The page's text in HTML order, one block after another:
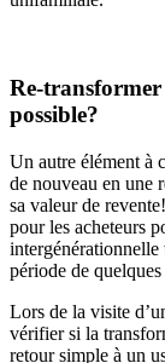
Re-
possible?
Un autre élément à
de nouveau en une
sa valeur de
pour les acheteurs
intergénérationnelle
période de
Lors de la visite
vérifier si la
retour simple à un